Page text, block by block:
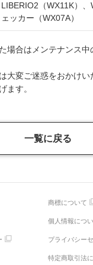
LIBERIO2（WX11K）
ェッカー（WX07A）
場合はメンテナンス中
大変ご迷惑をおかけ
ます。
一覧に戻る
商標について
個人情報につ
プライバシー
特定商取引法